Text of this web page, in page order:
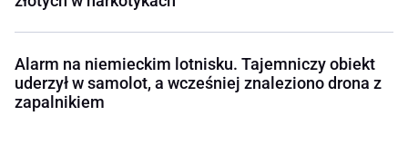
Alarm na niemieckim lotnisku. Tajemniczy obiekt
uderzył w samolot, a wcześniej znaleziono drona z
zapalnikiem